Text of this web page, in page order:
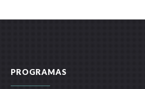
PROGRAMAS